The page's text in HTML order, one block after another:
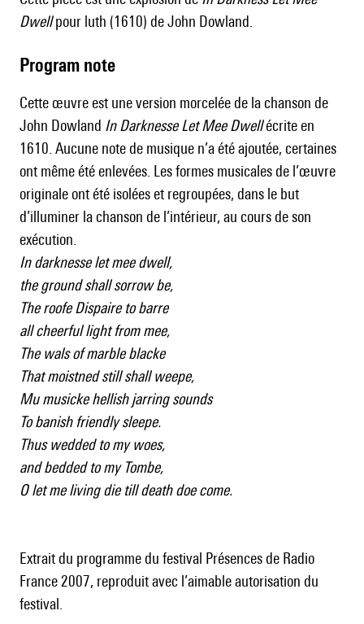
Dwellpour luth (1610) de John Dowland.
Program note
Cette œuvre est une version morcelée de la chanson de
John Dowland In Darknesse Let Mee Dwellécrite en
1610. Aucune note de musique n’a été ajoutée, certaines
ont même été enlevées. Les formes musicales de l’œuvre
originale ont été isolées et regroupées, dans le but
d’illuminer la chanson de l’intérieur, au cours de son
exécution.
In darknesse let mee dwell,
the ground shall sorrow be,
The roofe Dispaire to barre
all cheerful light from mee,
The wals of marble blacke
That moistned still shall weepe,
Mu musicke hellish jarring sounds
To banish friendly sleepe.
Thus wedded to my woes,
and bedded to my Tombe,
O let me living die till death doe come.
Extrait du programme du festival Présences de Radio
France 2007, reproduit avec l’aimable autorisation du
festival.